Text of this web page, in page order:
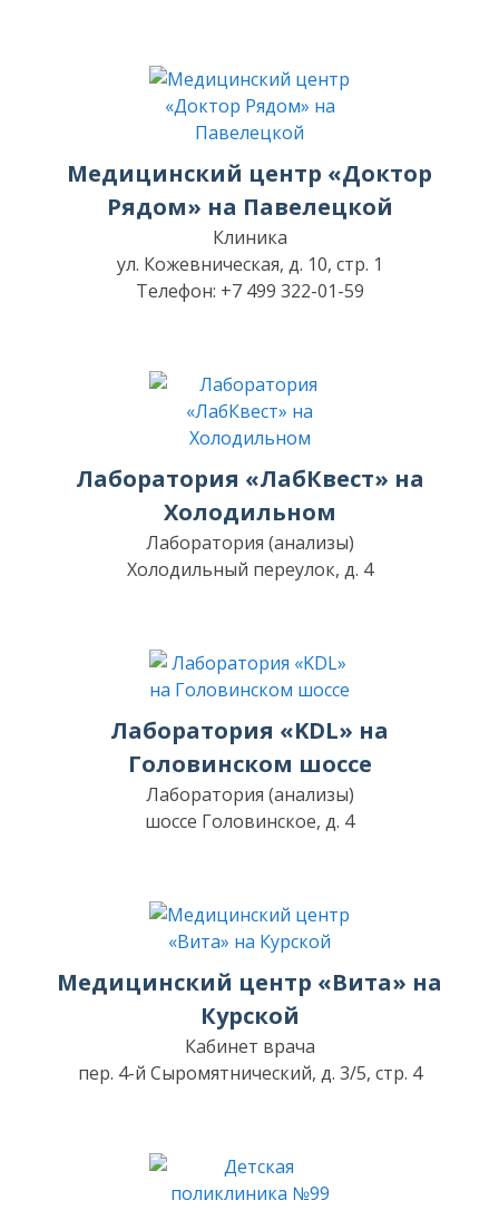
Медицинский центр «Доктор
Рядом» на Павелецкой
Клиника
ул. Кожевническая, д. 10, стр. 1
Телефон: +7 499 322-01-59
Лаборатория «ЛабКвест» на
Холодильном
Лаборатория (анализы)
Холодильный переулок, д. 4
Лаборатория «KDL» на
Головинском шоссе
Лаборатория (анализы)
шоссе Головинское, д. 4
Медицинский центр «Вита» на
Курской
Кабинет врача
пер. 4-й Сыромятнический, д. 3/5, стр. 4